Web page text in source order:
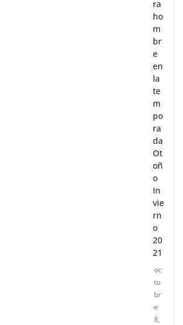
ra
ho
m
br
e
en
la
te
m
po
ra
da
Ot
oñ
o
In
vie
rn
o
20
21
oc
tu
br
e
8,